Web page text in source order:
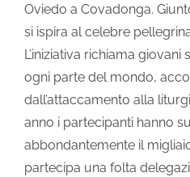
Oviedo a Covadonga.
si ispira al celebre
L’iniziativa richiama
ogni parte del mondo,
dall’attaccamento alla
anno i partecipanti hanno
abbondantemente il
partecipa una folta